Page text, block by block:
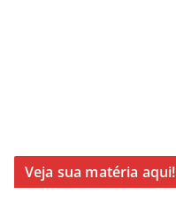
Veja sua matéria aqui!